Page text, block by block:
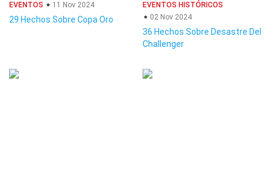
EVENTOS 11 Nov 2024
29 Hechos Sobre Copa Oro
EVENTOS HISTÓRICOS
02 Nov 2024
36 Hechos Sobre Desastre Del
Challenger